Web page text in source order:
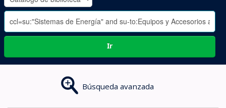
-
Ir
Búsqueda avanzada